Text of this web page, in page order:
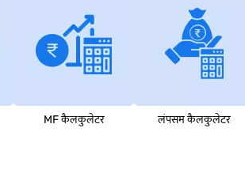
MF कैलकुलेटर लंपसम कैलकुलेटर